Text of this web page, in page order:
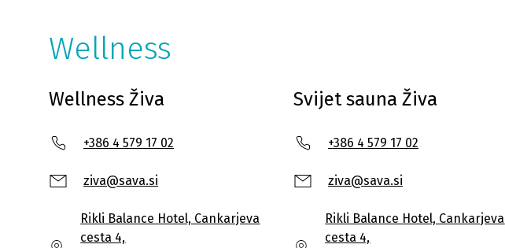
Wellness
Wellness Živa
+386 4 579 17 02
ziva@sava.si
Rikli Balance Hotel, Cankarjeva
cesta 4,
Svijet sauna Živa
+386 4 579 17 02
ziva@sava.si
Rikli Balance Hotel, Cankarjeva
cesta 4,